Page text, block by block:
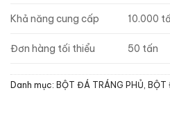
Khả năng cung cấp 10.000
Đơn hàng tối thiểu 50 tấn
Danh mục: BỘT ĐÁ TRÁNG PHỦ BỘT